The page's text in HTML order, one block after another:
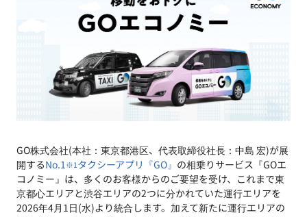
GO株式会社(本社：東京都港区、代表取締役社長：中島 宏)が展
開するNo.1※1タクシーアプリ『GO』 の相乗りサービス『GOエ
コノミー』は、多くのお客様からのご要望を受け、これまで東
京都心エリアと渋谷エリアの2つに分かれていた運行エリアを
2026年4月1日(水)より統合します。加えて新たに運行エリアの